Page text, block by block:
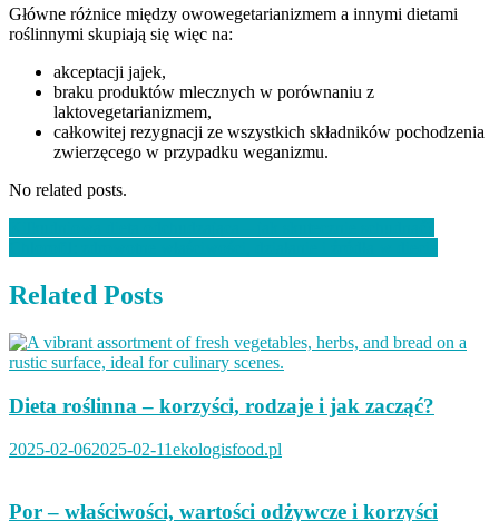
Główne różnice między owowegetarianizmem a innymi dietami
roślinnymi skupiają się więc na:
akceptacji jajek,
braku produktów mlecznych w porównaniu z
laktovegetarianizmem,
całkowitej rezygnacji ze wszystkich składników pochodzenia
zwierzęcego w przypadku weganizmu.
No related posts.
Nawigacja
wpisu
Related Posts
Dieta roślinna – korzyści, rodzaje i jak zacząć?
2025-02-062025-02-11ekologisfood.pl
Por – właściwości, wartości odżywcze i korzyści